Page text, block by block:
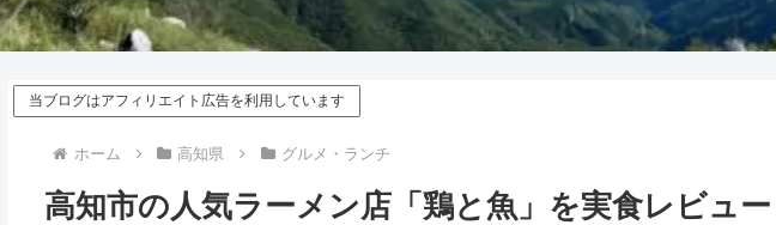
当ブログはアフィリエイト広告を利用しています
ホーム 高知県 グルメ・ランチ
高知市の人気ラーメン店「鶏と魚」を実食レビュ